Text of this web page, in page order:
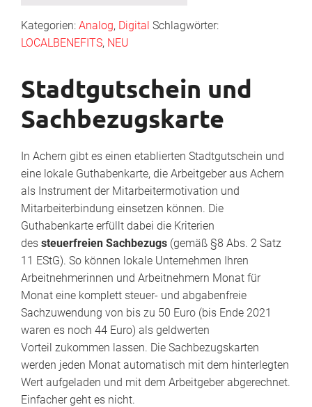
Kategorien: Analog, Digital Schlagwörter:
LOCALBENEFITS, NEU
Stadtgutschein und
Sachbezugskarte
In Achern gibt es einen etablierten Stadtgutschein und
eine lokale Guthabenkarte, die Arbeitgeber aus Achern
als Instrument der Mitarbeitermotivation und
Mitarbeiterbindung einsetzen können. Die
Guthabenkarte erfüllt dabei die Kriterien
des steuerfreien Sachbezugs (gemäß §8 Abs. 2 Satz
11 EStG). So können lokale Unternehmen Ihren
Arbeitnehmerinnen und Arbeitnehmern Monat für
Monat eine komplett steuer- und abgabenfreie
Sachzuwendung von bis zu 50 Euro (bis Ende 2021
waren es noch 44 Euro) als geldwerten
Vorteil zukommen lassen. Die Sachbezugskarten
werden jeden Monat automatisch mit dem hinterlegten
Wert aufgeladen und mit dem Arbeitgeber abgerechnet.
Einfacher geht es nicht.